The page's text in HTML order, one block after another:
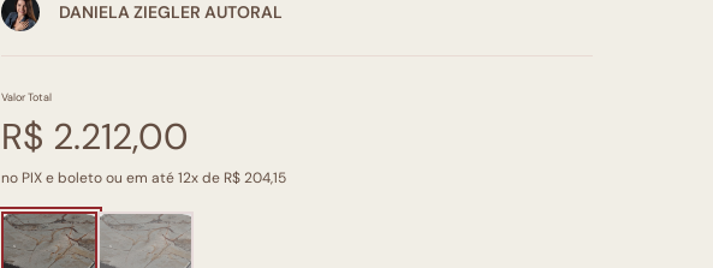
DANIELA ZIEGLER AUTORAL
Valor Total
R$ 2.212,00
no PIX e boleto ou em até 12x de R$ 204,15